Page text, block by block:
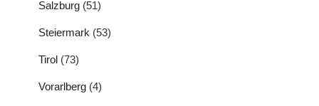
Salzburg (51)
Steiermark (53)
Tirol (73)
Vorarlberg (4)